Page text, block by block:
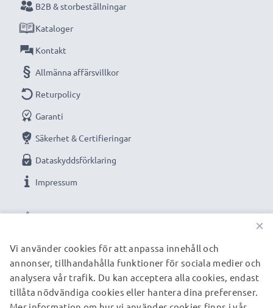
VÅRA BETALNINGSALTERNATIV
B2B & storbeställningar
Kataloger
Kontakt
Allmänna affärsvillkor
Returpolicy
Garanti
Säkerhet & Certifieringar
Dataskyddsförklaring
Impressum
VÅRA FRAKTPARTNERS
×
Vi använder cookies för att anpassa innehåll och
annonser, tillhandahålla funktioner för sociala medier och
analysera vår trafik. Du kan acceptera alla cookies, endast
tillåta nödvändiga cookies eller hantera dina preferenser.